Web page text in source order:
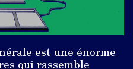
est une énorme
qui rassemble